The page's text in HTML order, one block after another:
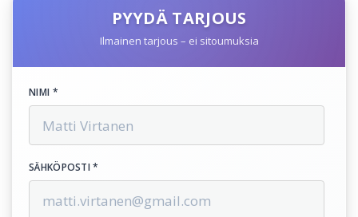
PYYDÄ TARJOUS
Ilmainen tarjous – ei sitoumuksia
NIMI *
SÄHKÖPOSTI *